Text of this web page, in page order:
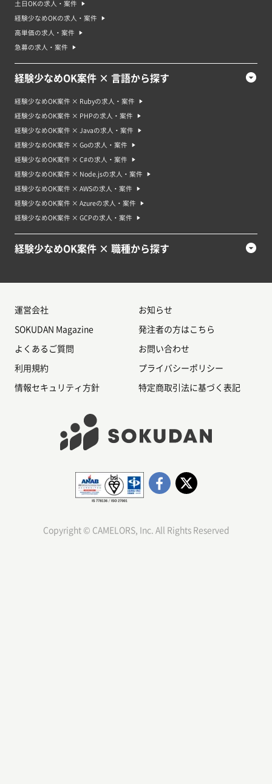
土日OKの求人・案件
経験少なめOKの求人・案件
高単価の求人・案件
急募の求人・案件
経験少なめOK案件 × 言語から探す
経験少なめOK案件 × Rubyの求人・案件
経験少なめOK案件 × PHPの求人・案件
経験少なめOK案件 × Javaの求人・案件
経験少なめOK案件 × Goの求人・案件
経験少なめOK案件 × C#の求人・案件
経験少なめOK案件 × Node.jsの求人・案件
経験少なめOK案件 × AWSの求人・案件
経験少なめOK案件 × Azureの求人・案件
経験少なめOK案件 × GCPの求人・案件
経験少なめOK案件 × 職種から探す
運営会社 お知らせ
SOKUDAN Magazine 発注者の方はこちら
よくあるご質問 お問い合わせ
利用規約 プライバシーポリシー
情報セキュリティ方針 特定商取引法に基づく表記
Copyright © CAMELORS, Inc. All Rights Reserved